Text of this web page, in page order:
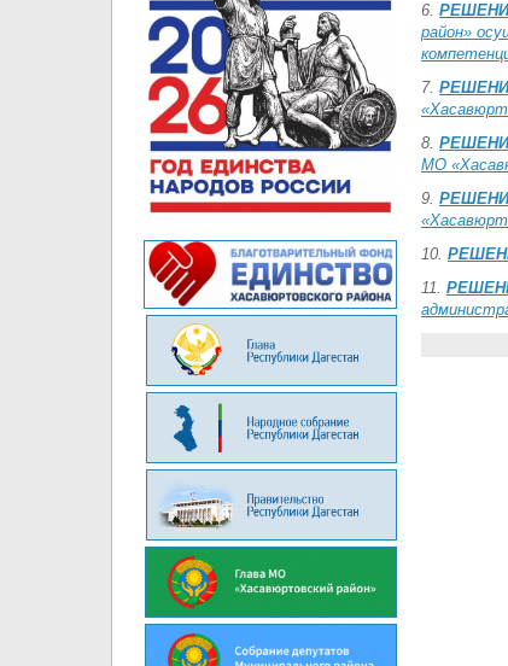
6.
район»
7.
8.
МО
9.
10.
11.